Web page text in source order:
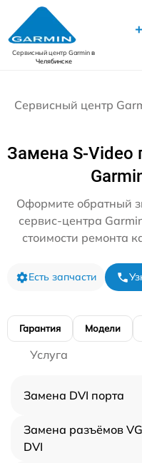
Сервисный центр Garminв
Челябинске
Сервисный центр
Замена S-Video
Оформите обратный
сервис-центра
стоимости ремонта
Есть запчасти
Гарантия Модели
Услуга
Замена DVI порта
Замена разъёмов
DVI